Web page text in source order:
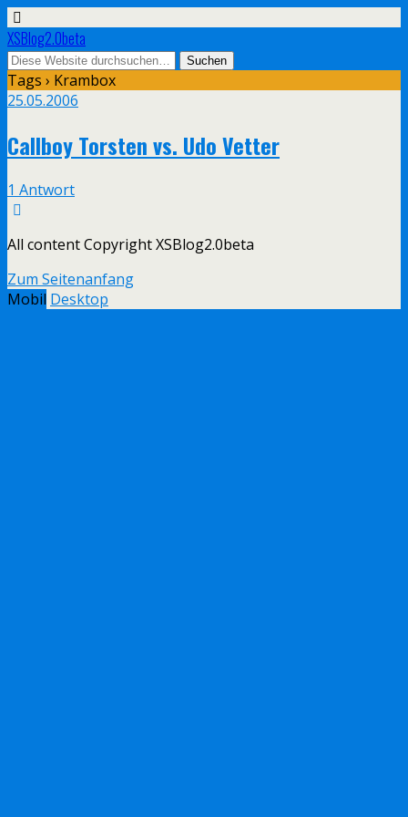
XSBlog2.0beta
Tags › Krambox
25.05.2006
Callboy Torsten vs. Udo Vetter
1 Antwort
All content Copyright XSBlog2.0beta
Zum Seitenanfang
Mobil Desktop